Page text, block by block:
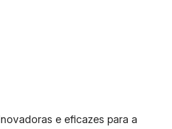
e eficazes para a